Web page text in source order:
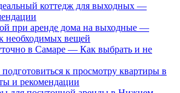
коттедж для выходных —
при аренде дома на выходные —
необходимых вещей
в Самаре — Как выбрать и не
к просмотру квартиры в
и рекомендации